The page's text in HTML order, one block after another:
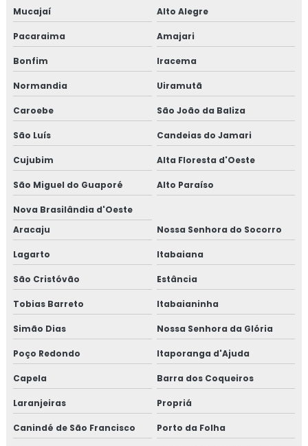
Mucajaí Alto Alegre
Pacaraima Amajari
Bonfim Iracema
Normandia Uiramutã
Caroebe São João da Baliza
São Luís Candeias do Jamari
Cujubim Alta Floresta d'Oeste
São Miguel do Guaporé Alto Paraíso
Nova Brasilândia d'Oeste
Aracaju
Nossa Senhora do Socorro
Lagarto Itabaiana
São Cristóvão Estância
Tobias Barreto Itabaianinha
Simão Dias Nossa Senhora da Glória
Poço Redondo Itaporanga d'Ajuda
Capela Barra dos Coqueiros
Laranjeiras Propriá
Canindé de São Francisco Porto da Folha